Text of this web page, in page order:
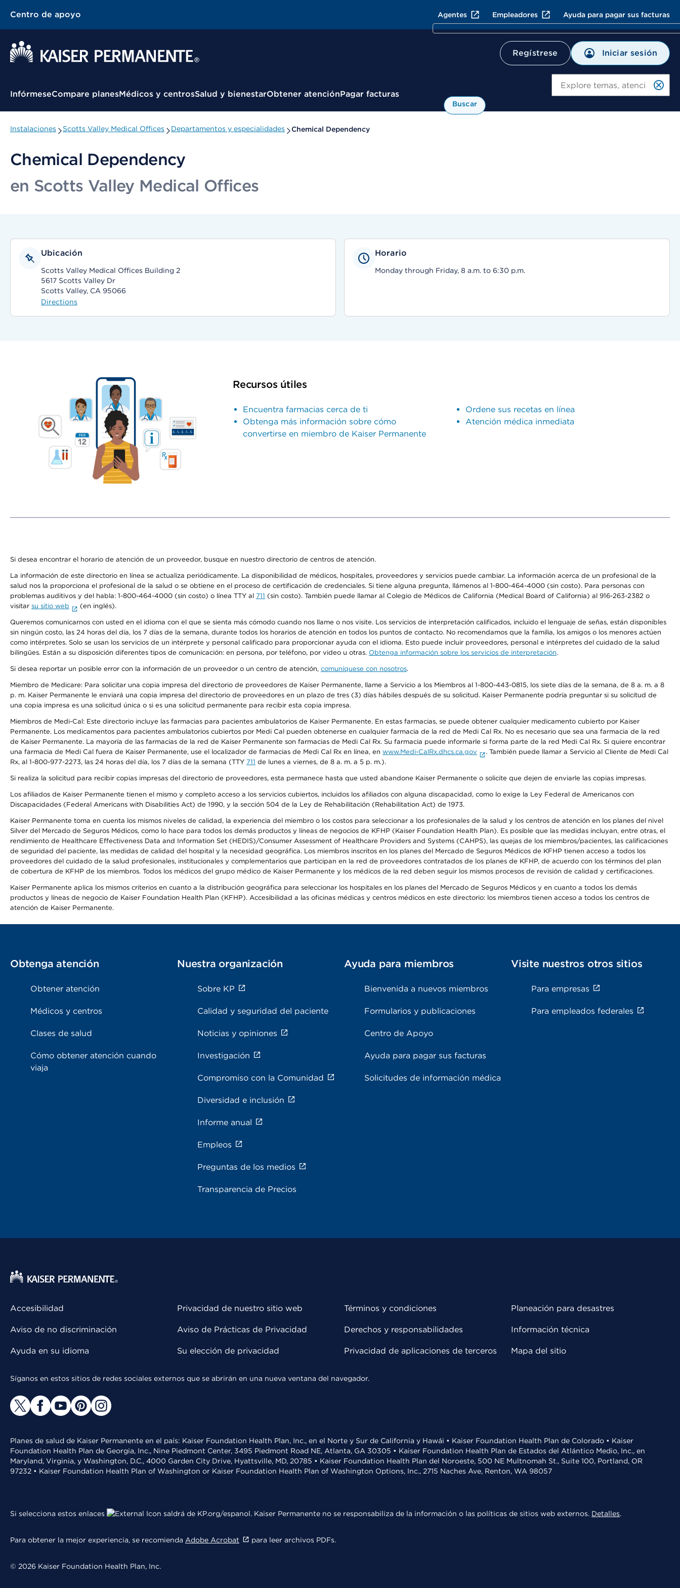
Centro de apoyo Agentes Empleadores Ayuda para pagar sus facturas
Regístrese Iniciar sesión
Menú contextual
InfórmeseCompare planesMédicos y centrosSalud y bienestarObtener atenciónPagar facturas
Buscar
Instalaciones Scotts Valley Medical Offices Departamentos y especialidades Chemical Dependency
Chemical Dependency
en Scotts Valley Medical Offices
Ubicación
Scotts Valley Medical Offices Building 2
5617 Scotts Valley Dr
Scotts Valley, CA 95066
Directions
Horario
Monday through Friday, 8 a.m. to 6:30 p.m.
Recursos útiles
Encuentra farmacias cerca de ti
Obtenga más información sobre cómo
convertirse en miembro de Kaiser Permanente
Ordene sus recetas en línea
Atención médica inmediata
Si desea encontrar el horario de atención de un proveedor, busque en nuestro directorio de centros de atención.
La información de este directorio en línea se actualiza periódicamente. La disponibilidad de médicos, hospitales, proveedores y servicios puede cambiar. La información acerca de un profesional de la
salud nos la proporciona el profesional de la salud o se obtiene en el proceso de certificación de credenciales. Si tiene alguna pregunta, llámenos al 1-800-464-4000 (sin costo). Para personas con
problemas auditivos y del habla: 1-800-464-4000 (sin costo) o línea TTY al 711 (sin costo). También puede llamar al Colegio de Médicos de California (Medical Board of California) al 916-263-2382 o
visitar su sitio web (en inglés).
Queremos comunicarnos con usted en el idioma con el que se sienta más cómodo cuando nos llame o nos visite. Los servicios de interpretación calificados, incluido el lenguaje de señas, están disponibles
sin ningún costo, las 24 horas del día, los 7 días de la semana, durante todos los horarios de atención en todos los puntos de contacto. No recomendamos que la familia, los amigos o los menores actúen
como intérpretes. Solo se usan los servicios de un intérprete y personal calificado para proporcionar ayuda con el idioma. Esto puede incluir proveedores, personal e intérpretes del cuidado de la salud
bilingües. Están a su disposición diferentes tipos de comunicación: en persona, por teléfono, por video u otras. Obtenga información sobre los servicios de interpretación.
Si desea reportar un posible error con la información de un proveedor o un centro de atención, comuníquese con nosotros.
Miembro de Medicare: Para solicitar una copia impresa del directorio de proveedores de Kaiser Permanente, llame a Servicio a los Miembros al 1-800-443-0815, los siete días de la semana, de 8 a. m. a 8
p. m. Kaiser Permanente le enviará una copia impresa del directorio de proveedores en un plazo de tres (3) días hábiles después de su solicitud. Kaiser Permanente podría preguntar si su solicitud de
una copia impresa es una solicitud única o si es una solicitud permanente para recibir esta copia impresa.
Miembros de Medi-Cal: Este directorio incluye las farmacias para pacientes ambulatorios de Kaiser Permanente. En estas farmacias, se puede obtener cualquier medicamento cubierto por Kaiser
Permanente. Los medicamentos para pacientes ambulatorios cubiertos por Medi Cal pueden obtenerse en cualquier farmacia de la red de Medi Cal Rx. No es necesario que sea una farmacia de la red
de Kaiser Permanente. La mayoría de las farmacias de la red de Kaiser Permanente son farmacias de Medi Cal Rx. Su farmacia puede informarle si forma parte de la red Medi Cal Rx. Si quiere encontrar
una farmacia de Medi Cal fuera de Kaiser Permanente, use el localizador de farmacias de Medi Cal Rx en línea, en www.Medi-CalRx.dhcs.ca.gov
. También puede llamar a Servicio al Cliente de Medi Cal
Rx, al 1-800-977-2273, las 24 horas del día, los 7 días de la semana (TTY 711 de lunes a viernes, de 8 a. m. a 5 p. m.).
Si realiza la solicitud para recibir copias impresas del directorio de proveedores, esta permanece hasta que usted abandone Kaiser Permanente o solicite que dejen de enviarle las copias impresas.
Los afiliados de Kaiser Permanente tienen el mismo y completo acceso a los servicios cubiertos, incluidos los afiliados con alguna discapacidad, como lo exige la Ley Federal de Americanos con
Discapacidades (Federal Americans with Disabilities Act) de 1990, y la sección 504 de la Ley de Rehabilitación (Rehabilitation Act) de 1973.
Kaiser Permanente toma en cuenta los mismos niveles de calidad, la experiencia del miembro o los costos para seleccionar a los profesionales de la salud y los centros de atención en los planes del nivel
Silver del Mercado de Seguros Médicos, como lo hace para todos los demás productos y líneas de negocios de KFHP (Kaiser Foundation Health Plan). Es posible que las medidas incluyan, entre otras, el
rendimiento de Healthcare Effectiveness Data and Information Set (HEDIS)/Consumer Assessment of Healthcare Providers and Systems (CAHPS), las quejas de los miembros/pacientes, las calificaciones
de seguridad del paciente, las medidas de calidad del hospital y la necesidad geográfica. Los miembros inscritos en los planes del Mercado de Seguros Médicos de KFHP tienen acceso a todos los
proveedores del cuidado de la salud profesionales, institucionales y complementarios que participan en la red de proveedores contratados de los planes de KFHP, de acuerdo con los términos del plan
de cobertura de KFHP de los miembros. Todos los médicos del grupo médico de Kaiser Permanente y los médicos de la red deben seguir los mismos procesos de revisión de calidad y certificaciones.
Kaiser Permanente aplica los mismos criterios en cuanto a la distribución geográfica para seleccionar los hospitales en los planes del Mercado de Seguros Médicos y en cuanto a todos los demás
productos y líneas de negocio de Kaiser Foundation Health Plan (KFHP). Accesibilidad a las oficinas médicas y centros médicos en este directorio: los miembros tienen acceso a todos los centros de
atención de Kaiser Permanente.
Obtenga atención
Obtener atención
Médicos y centros
Clases de salud
Cómo obtener atención cuando
viaja
Nuestra organización
Sobre KP
Calidad y seguridad del paciente
Noticias y opiniones
Investigación
Compromiso con la Comunidad
Diversidad e inclusión
Informe anual
Empleos
Preguntas de los medios
Transparencia de Precios
Ayuda para miembros
Bienvenida a nuevos miembros
Formularios y publicaciones
Centro de Apoyo
Ayuda para pagar sus facturas
Solicitudes de información médica
Visite nuestros otros sitios
Para empresas
Para empleados federales
Accesibilidad
Aviso de no discriminación
Ayuda en su idioma
Privacidad de nuestro sitio web
Aviso de Prácticas de Privacidad
Su elección de privacidad
Términos y condiciones
Derechos y responsabilidades
Privacidad de aplicaciones de terceros
Planeación para desastres
Información técnica
Mapa del sitio
Síganos en estos sitios de redes sociales externos que se abrirán en una nueva ventana del navegador.
Planes de salud de Kaiser Permanente en el país: Kaiser Foundation Health Plan, Inc., en el Norte y Sur de California y Hawái • Kaiser Foundation Health Plan de Colorado • Kaiser
Foundation Health Plan de Georgia, Inc., Nine Piedmont Center, 3495 Piedmont Road NE, Atlanta, GA 30305 • Kaiser Foundation Health Plan de Estados del Atlántico Medio, Inc., en
Maryland, Virginia, y Washington, D.C., 4000 Garden City Drive, Hyattsville, MD, 20785 • Kaiser Foundation Health Plan del Noroeste, 500 NE Multnomah St., Suite 100, Portland, OR
97232 • Kaiser Foundation Health Plan of Washington or Kaiser Foundation Health Plan of Washington Options, Inc., 2715 Naches Ave, Renton, WA 98057
Si selecciona estos enlaces saldrá de KP.org/espanol. Kaiser Permanente no se responsabiliza de la información o las políticas de sitios web externos. Detalles.
Para obtener la mejor experiencia, se recomienda Adobe Acrobat para leer archivos PDFs.
© 2026 Kaiser Foundation Health Plan, Inc.